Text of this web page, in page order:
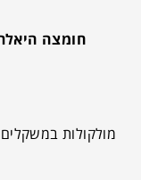
חומצה
מולקולות